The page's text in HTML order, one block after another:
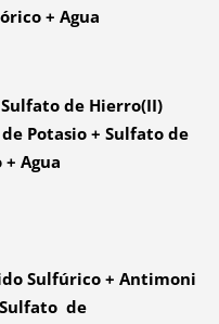
+ Agua
de Hierro(II)
Potasio + Sulfato de
Agua
Sulfúrico + Antimoni
de